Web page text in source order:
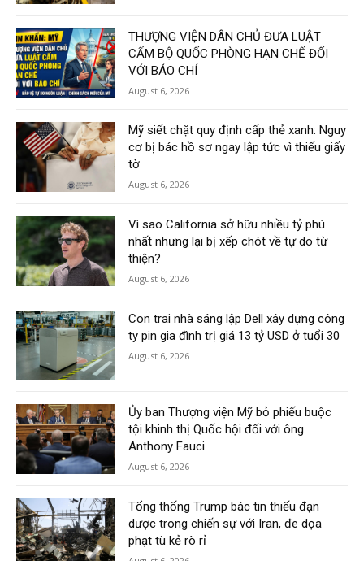
THƯỢNG VIỆN DÂN CHỦ ĐƯA LUẬT
CẤM BỘ QUỐC PHÒNG HẠN CHẾ ĐỐI
VỚI BÁO CHÍ
August 6, 2026
Mỹ siết chặt quy định cấp thẻ xanh: Nguy
cơ bị bác hồ sơ ngay lập tức vì thiếu giấy
tờ
August 6, 2026
Vì sao California sở hữu nhiều tỷ phú
nhất nhưng lại bị xếp chót về tự do từ
thiện?
August 6, 2026
Con trai nhà sáng lập Dell xây dựng công
ty pin gia đình trị giá 13 tỷ USD ở tuổi 30
August 6, 2026
Ủy ban Thượng viện Mỹ bỏ phiếu buộc
tội khinh thị Quốc hội đối với ông
Anthony Fauci
August 6, 2026
Tổng thống Trump bác tin thiếu đạn
dược trong chiến sự với Iran, đe dọa
phạt tù kẻ rò rỉ